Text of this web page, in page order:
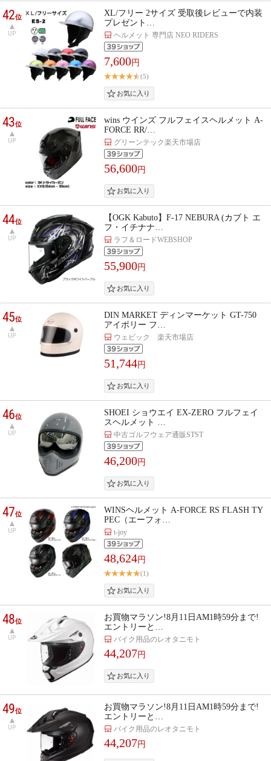
42位
UP
XL/フリー 2サイズ 受取後レビューで内装
プレゼント…
ヘルメット 専門店 NEO RIDERS
7,600円
(5)
43位
UP
wins ウインズ フルフェイスヘルメット A-
FORCE RR/…
グリーンテック楽天市場店
56,600円
44位
UP
【OGK Kabuto】F-17 NEBURA (カブト エ
フ・イチナナ…
ラフ＆ロードWEBSHOP
55,900円
45位
UP
DIN MARKET ディンマーケット GT-750
アイボリー フ…
ウェビック 楽天市場店
51,744円
46位
UP
SHOEI ショウエイ EX-ZERO フルフェイ
スヘルメット …
中古ゴルフウェア通販STST
46,200円
47位
UP
WINSヘルメット A-FORCE RS FLASH TY
PEC（エーフォ…
t-joy
48,624円
(1)
48位
UP
お買物マラソン!8月11日AM1時59分まで!
エントリーと…
バイク用品のレオタニモト
44,207円
49位
UP
お買物マラソン!8月11日AM1時59分まで!
エントリーと…
バイク用品のレオタニモト
44,207円